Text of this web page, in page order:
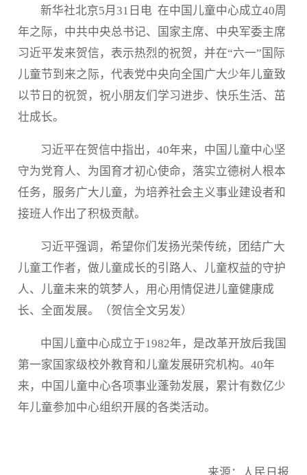
新华社北京5月31日电 在中国儿童中心成立40周
年之际，中共中央总书记、国家主席、中央军委主席
习近平发来贺信，表示热烈的祝贺，并在“六一”国际
儿童节到来之际，代表党中央向全国广大少年儿童致
以节日的祝贺，祝小朋友们学习进步、快乐生活、茁
壮成长。
习近平在贺信中指出，40年来，中国儿童中心坚
守为党育人、为国育才初心使命，落实立德树人根本
任务，服务广大儿童，为培养社会主义事业建设者和
接班人作出了积极贡献。
习近平强调，希望你们发扬光荣传统，团结广大
儿童工作者，做儿童成长的引路人、儿童权益的守护
人、儿童未来的筑梦人，用心用情促进儿童健康成
长、全面发展。（贺信全文另发）
中国儿童中心成立于1982年，是改革开放后我国
第一家国家级校外教育和儿童发展研究机构。40年
来，中国儿童中心各项事业蓬勃发展，累计有数亿少
年儿童参加中心组织开展的各类活动。